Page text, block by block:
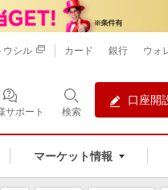
サポート 検索
口座開
マーケット情報
ウシル カード 銀行 ウォ